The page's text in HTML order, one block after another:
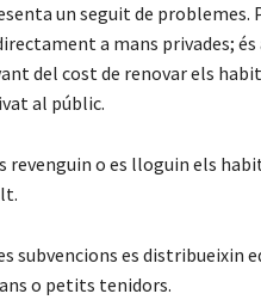
un seguit de problemes.
a mans privades;
del cost de renovar els
al públic.
revenguin o es lloguin els
subvencions es distribueixin
o petits tenidors.